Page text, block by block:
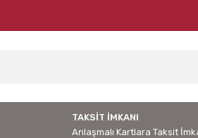
TAKSİT İMKANI
Anlaşmalı Kartlara Taksit